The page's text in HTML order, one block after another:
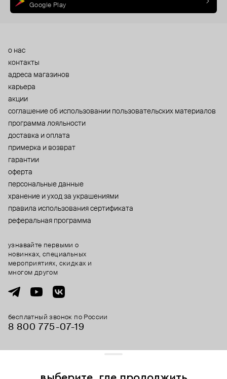
Google Play
о нас
контакты
адреса магазинов
карьера
акции
cоглашение об использовании пользовательских материалов
программа лояльности
доставка и оплата
примерка и возврат
гарантии
оферта
персональные данные
хранение и уход за украшениями
правила использования сертификата
реферальная программа
бесплатный звонок по России
8 800 775⁠-07⁠-19
узнавайте первыми о
новинках, специальных
мероприятиях, скидках и
многом другом